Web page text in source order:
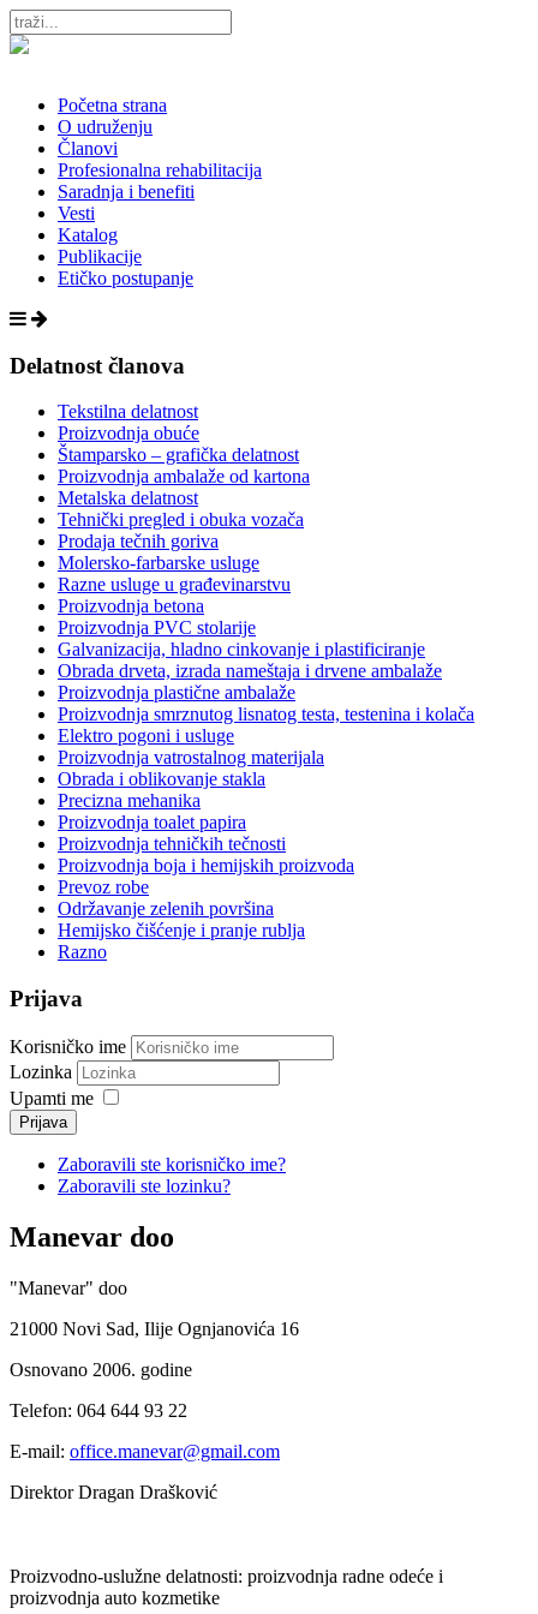
Početna strana
O udruženju
Članovi
Profesionalna rehabilitacija
Saradnja i benefiti
Vesti
Katalog
Publikacije
Etičko postupanje
Delatnost članova
Tekstilna delatnost
Proizvodnja obuće
Štamparsko – grafička delatnost
Proizvodnja ambalaže od kartona
Metalska delatnost
Tehnički pregled i obuka vozača
Prodaja tečnih goriva
Molersko-farbarske usluge
Razne usluge u građevinarstvu
Proizvodnja betona
Proizvodnja PVC stolarije
Galvanizacija, hladno cinkovanje i plastificiranje
Obrada drveta, izrada nameštaja i drvene ambalaže
Proizvodnja plastične ambalaže
Proizvodnja smrznutog lisnatog testa, testenina i kolača
Elektro pogoni i usluge
Proizvodnja vatrostalnog materijala
Obrada i oblikovanje stakla
Precizna mehanika
Proizvodnja toalet papira
Proizvodnja tehničkih tečnosti
Proizvodnja boja i hemijskih proizvoda
Prevoz robe
Održavanje zelenih površina
Hemijsko čišćenje i pranje rublja
Razno
Prijava
Korisničko ime
Lozinka
Upamti me
Prijava
Zaboravili ste korisničko ime?
Zaboravili ste lozinku?
Manevar doo
"Manevar" doo
21000 Novi Sad, Ilije Ognjanovića 16
Osnovano 2006. godine
Telefon: 064 644 93 22
E-mail: office.manevar@gmail.com
Direktor Dragan Drašković
Proizvodno-uslužne delatnosti: proizvodnja radne odeće i
proizvodnja auto kozmetike